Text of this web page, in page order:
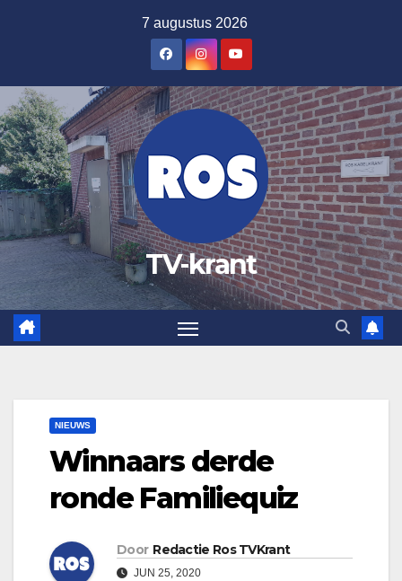
inhoud
7 augustus 2026
TV-krant
NIEUWS
Winnaars derde
ronde Familiequiz
Door Redactie Ros TVKrant
JUN 25, 2020